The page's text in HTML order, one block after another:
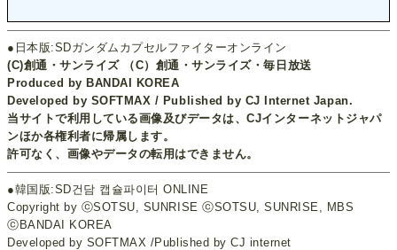
●日本版:SDガンダムカプセルファイターオンライン
(C)創通・サンライズ （C）創通・サンライズ・毎日放送
Produced by BANDAI KOREA
Developed by SOFTMAX / Published by CJ Internet Japan.
当サイトで利用している画像及びデータは、CJインターネットジャパ
ンほか各権利者に帰属します。
許可なく、画像やデータの転用はできません。
●韓国版:SD건담 캡슐파이터 ONLINE
Copyright by ⓒSOTSU, SUNRISE ⓒSOTSU, SUNRISE, MBS
ⓒBANDAI KOREA
Developed by SOFTMAX /Published by CJ internet